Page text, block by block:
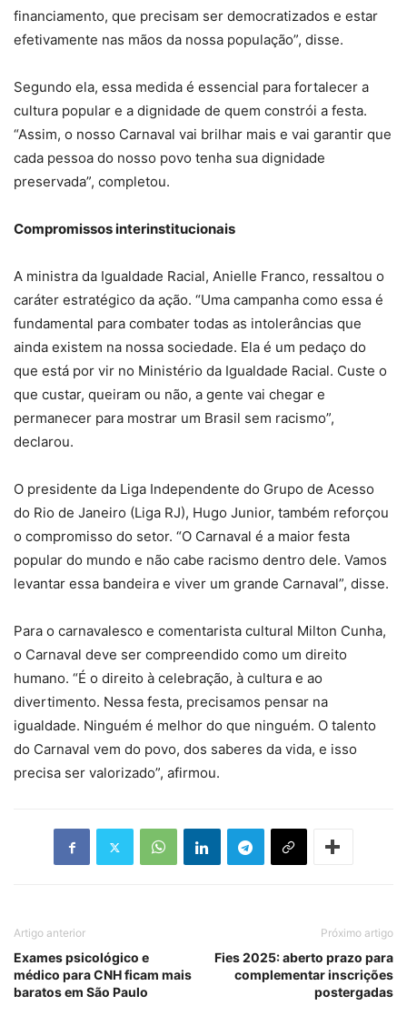
financiamento, que precisam ser democratizados e estar
efetivamente nas mãos da nossa população”, disse.
Segundo ela, essa medida é essencial para fortalecer a
cultura popular e a dignidade de quem constrói a festa.
“Assim, o nosso Carnaval vai brilhar mais e vai garantir que
cada pessoa do nosso povo tenha sua dignidade
preservada”, completou.
Compromissos interinstitucionais
A ministra da Igualdade Racial, Anielle Franco, ressaltou o
caráter estratégico da ação. “Uma campanha como essa é
fundamental para combater todas as intolerâncias que
ainda existem na nossa sociedade. Ela é um pedaço do
que está por vir no Ministério da Igualdade Racial. Custe o
que custar, queiram ou não, a gente vai chegar e
permanecer para mostrar um Brasil sem racismo”,
declarou.
O presidente da Liga Independente do Grupo de Acesso
do Rio de Janeiro (Liga RJ), Hugo Junior, também reforçou
o compromisso do setor. “O Carnaval é a maior festa
popular do mundo e não cabe racismo dentro dele. Vamos
levantar essa bandeira e viver um grande Carnaval”, disse.
Para o carnavalesco e comentarista cultural Milton Cunha,
o Carnaval deve ser compreendido como um direito
humano. “É o direito à celebração, à cultura e ao
divertimento. Nessa festa, precisamos pensar na
igualdade. Ninguém é melhor do que ninguém. O talento
do Carnaval vem do povo, dos saberes da vida, e isso
precisa ser valorizado”, afirmou.
Artigo anterior
Exames psicológico e
médico para CNH ficam mais
baratos em São Paulo
Próximo artigo
Fies 2025: aberto prazo para
complementar inscrições
postergadas